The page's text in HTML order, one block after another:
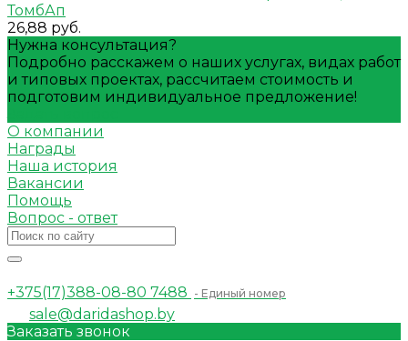
ТомбАп
26,88 руб.
Нужна консультация?
Подробно расскажем о наших услугах, видах работ
и типовых проектах, рассчитаем стоимость и
подготовим индивидуальное предложение!
О компании
Награды
Наша история
Вакансии
Помощь
Вопрос - ответ
+375(17)388-08-80 7488 - Единый номер
sale@daridashop.by
Заказать звонок